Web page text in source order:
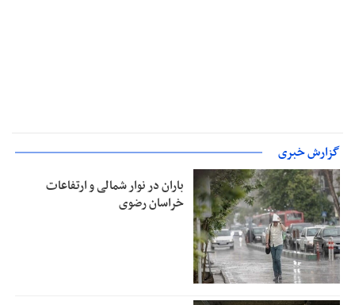
گزارش خبری
باران در نوار شمالی و ارتفاعات
خراسان رضوی